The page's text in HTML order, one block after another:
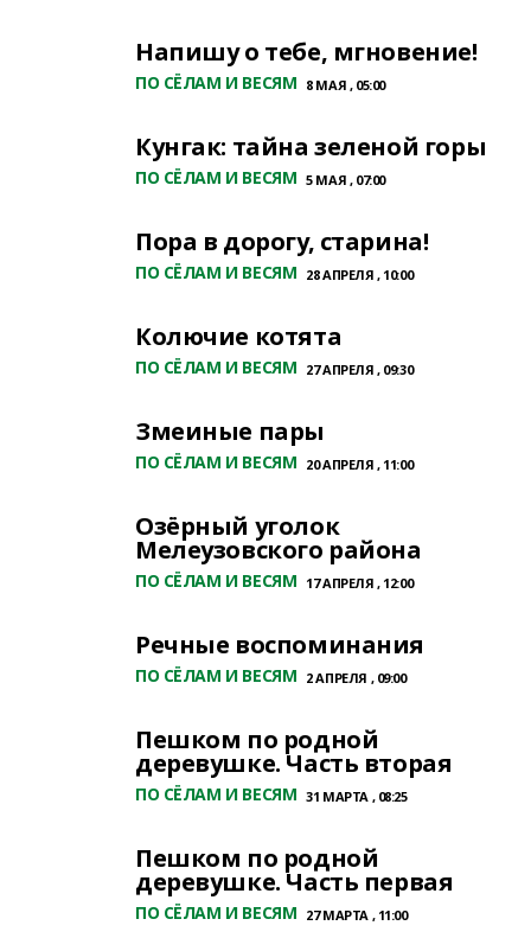
Напишу о тебе, мгновение!
ПО СЁЛАМ И ВЕСЯМ 8 МАЯ , 05:00
Кунгак: тайна зеленой горы
ПО СЁЛАМ И ВЕСЯМ 5 МАЯ , 07:00
Пора в дорогу, старина!
ПО СЁЛАМ И ВЕСЯМ 28 АПРЕЛЯ , 10:00
Колючие котята
ПО СЁЛАМ И ВЕСЯМ 27 АПРЕЛЯ , 09:30
Змеиные пары
ПО СЁЛАМ И ВЕСЯМ 20 АПРЕЛЯ , 11:00
Озёрный уголок
Мелеузовского района
ПО СЁЛАМ И ВЕСЯМ 17 АПРЕЛЯ , 12:00
Речные воспоминания
ПО СЁЛАМ И ВЕСЯМ 2 АПРЕЛЯ , 09:00
Пешком по родной
деревушке. Часть вторая
ПО СЁЛАМ И ВЕСЯМ 31 МАРТА , 08:25
Пешком по родной
деревушке. Часть первая
ПО СЁЛАМ И ВЕСЯМ 27 МАРТА , 11:00